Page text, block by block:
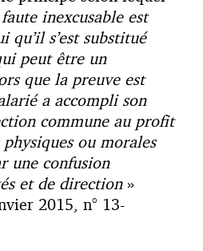
inexcusable est
qu’il s’est substitué
peut être un
que la preuve est
a accompli son
commune au profit
ou morales
une confusion
et de direction »
2015, n° 13-